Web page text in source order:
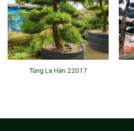
Tùng La Hán 22017